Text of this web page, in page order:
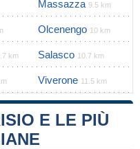
Massazza 9.5 km
Olcenengo 10 km
km Salasco 10.7 km
Viverone 11.5 km
E LE PIÙ